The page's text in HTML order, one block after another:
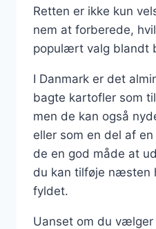
Retten er ikke kun
nem at forberede,
populært valg blandt
I Danmark er det
bagte kartofler som
men de kan også
eller som en del af
de en god måde at
du kan tilføje næsten
fyldet.
Uanset om du vælger